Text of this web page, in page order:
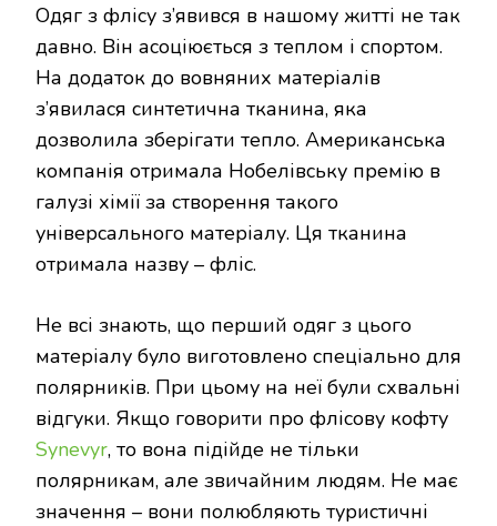
Одяг з флісу з’явився в нашому житті не так
давно. Він асоціюється з теплом і спортом.
На додаток до вовняних матеріалів
з’явилася синтетична тканина, яка
дозволила зберігати тепло. Американська
компанія отримала Нобелівську премію в
галузі хімії за створення такого
універсального матеріалу. Ця тканина
отримала назву – фліс.
Не всі знають, що перший одяг з цього
матеріалу було виготовлено спеціально для
полярників. При цьому на неї були схвальні
відгуки. Якщо говорити про флісову кофту
Synevyr, то вона підійде не тільки
полярникам, але звичайним людям. Не має
значення – вони полюбляють туристичні